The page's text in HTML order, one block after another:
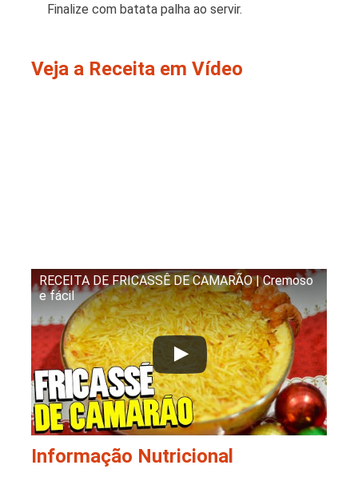
Finalize com batata palha ao servir.
Veja a Receita em Vídeo
RECEITA DE FRICASSÊ DE CAMARÃO | Cremoso
e fácil
Informação Nutricional